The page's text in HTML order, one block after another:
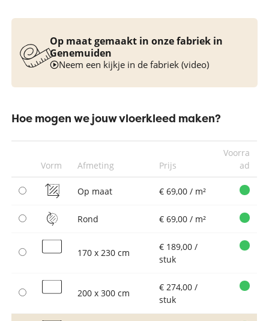
Op maat gemaakt in onze fabriek in
Genemuiden
Neem een kijkje in de fabriek (video)
Hoe mogen we jouw vloerkleed maken?
Vorm Afmeting Prijs
Voorra
ad
Op maat € 69,00 / m²
Rond € 69,00 / m²
170 x 230 cm
€ 189,00 /
stuk
200 x 300 cm
€ 274,00 /
stuk